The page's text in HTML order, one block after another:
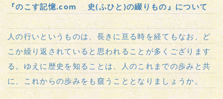
『のこす記憶.com 史(ふひと)の綴りもの』について
人の行いというものは、長きに亘る時を経てもなお、ど
こか繰り返されていると思われることが多くござります
る。ゆえに歴史を知ることは、人のこれまでの歩みと共
に、これからの歩みをも窺うこととなりましょうか。